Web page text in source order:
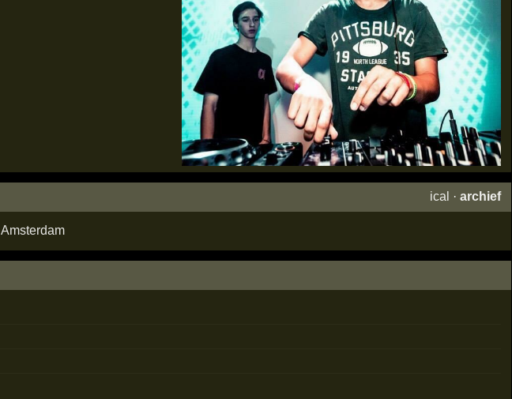
ical ·archief
Amsterdam